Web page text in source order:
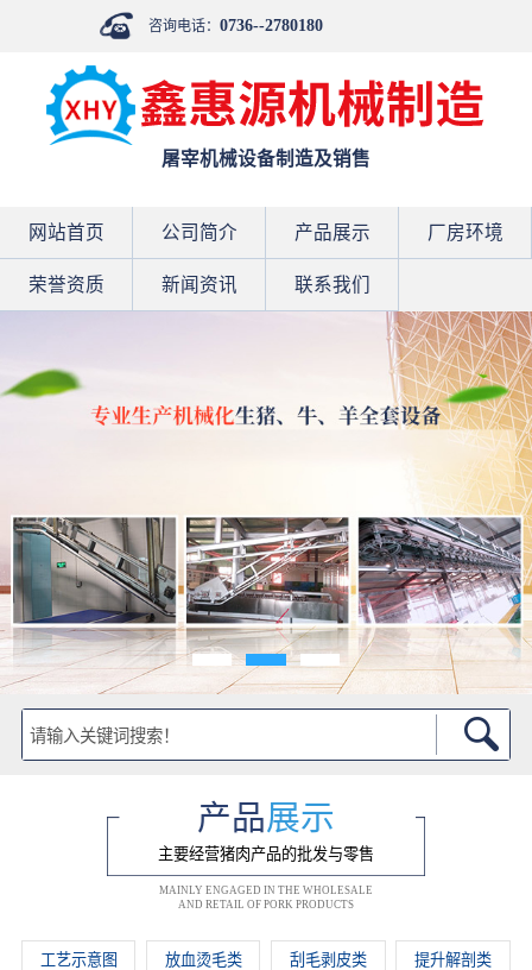
咨询电话：0736--2780180
屠宰机械设备制造及销售
网站首页 公司简介 产品展示 厂房环境
荣誉资质 新闻资讯 联系我们
产品展示
主要经营猪肉产品的批发与零售
MAINLY ENGAGED IN THE WHOLESALE
AND RETAIL OF PORK PRODUCTS
工艺示意图 放血烫毛类 刮毛剥皮类 提升解剖类